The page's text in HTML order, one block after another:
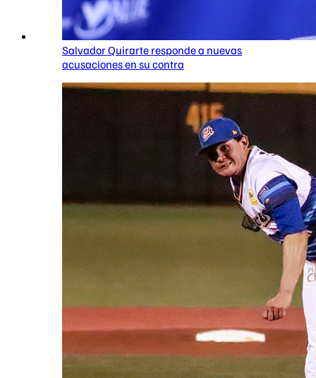
Salvador Quirarte responde a nuevas
acusaciones en su contra